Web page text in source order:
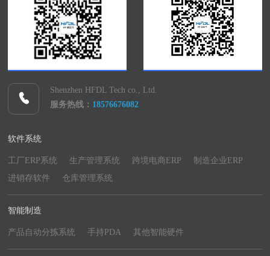
Shenzhen HFDL Tech co., Ltd.
服务热线： 18576676082
软件系统
工厂ERP系统 生产管理系统 跨境电商ERP
制造企业ERP
进销存软件
仓库管理系统
智能制造
产品自动分拣系统 手持PDA 其他智能硬件